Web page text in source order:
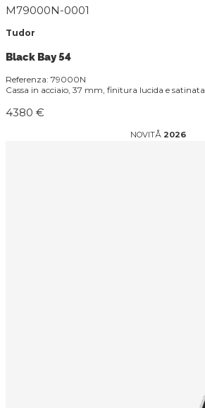
M79000N-0001
Tudor
Black Bay 54
Referenza: 79000N
Cassa in acciaio, 37 mm, finitura lucida e satinata.
4380 €
NOVITÅ 2026